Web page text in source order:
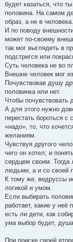
будет казаться, что
половина. На самом
образ, а не в человека.
И по поводу
может по-своему
так мог выглядеть в
подстригся или
Суть человека не во
Внешне человек мог
Почувствовав душу
половинка или нет.
Чтобы почувствовать
А для этого нужно
перестать бороться с
«надо», то, что
желаниям.
Чувствуя другого
чего он хотел; и
сердцем своим. Тогда
людьми, а и со своей
К тому же, ведруссы
логикой и умом.
Если выбирать
работает, какие у неё
есть ли дети, как
ума выбор будет,
При поиске своей